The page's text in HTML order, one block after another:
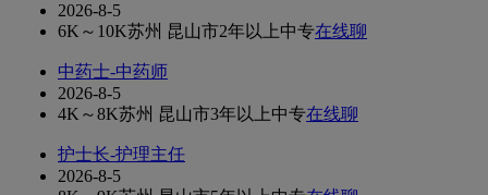
2026-8-5
6K～10K苏州 昆山市2年以上中专在线聊
中药士-中药师
2026-8-5
4K～8K苏州 昆山市3年以上中专在线聊
护士长-护理主任
2026-8-5